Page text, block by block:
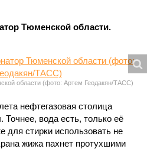
Тюменской области.
области (фото: Артем Геодакян/ТАСС)
нефтегазовая столица
Точнее, вода есть, только её
для стирки использовать не
жижа пахнет протухшими